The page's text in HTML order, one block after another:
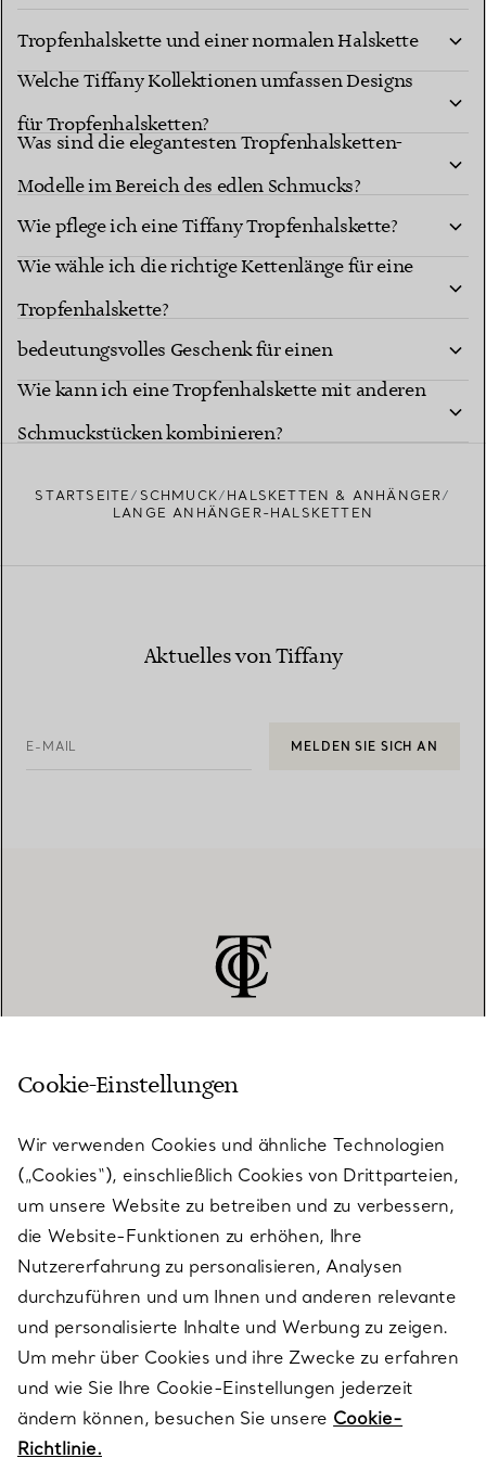
Tropfenhalskette und einer normalen Halskette
mit Anhänger?
Welche Tiffany Kollektionen umfassen Designs
für Tropfenhalsketten?
Was sind die elegantesten Tropfenhalsketten-
Modelle im Bereich des edlen Schmucks?
Wie pflege ich eine Tiffany Tropfenhalskette?
Wie wähle ich die richtige Kettenlänge für eine
Tropfenhalskette?
Ist eine Tiffany Tropfenhalskette ein
bedeutungsvolles Geschenk für einen
besonderen Meilenstein?
Wie kann ich eine Tropfenhalskette mit anderen
Schmuckstücken kombinieren?
STARTSEITE SCHMUCK
HALSKETTEN & ANHÄNGER
LANGE ANHÄNGER-HALSKETTEN
Aktuelles von Tiffany
E-MAIL MELDEN SIE SICH AN
KUNDENSERVICE
SERVICES
ÜBER TIFFANY & CO.
RECHTLICHE HINWEISE
FOLGEN SIE UNS
Cookie-Einstellungen
Wir verwenden Cookies und ähnliche Technologien
(„Cookies“), einschließlich Cookies von Drittparteien,
um unsere Website zu betreiben und zu verbessern,
die Website-Funktionen zu erhöhen, Ihre
Nutzererfahrung zu personalisieren, Analysen
durchzuführen und um Ihnen und anderen relevante
und personalisierte Inhalte und Werbung zu zeigen.
Um mehr über Cookies und ihre Zwecke zu erfahren
und wie Sie Ihre Cookie-Einstellungen jederzeit
ändern können, besuchen Sie unsere Cookie-
Richtlinie.